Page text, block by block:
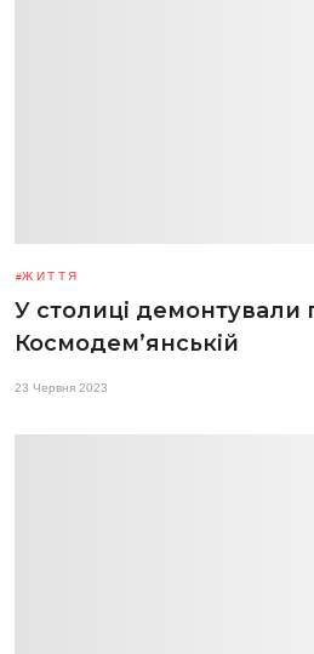
ЖИТТЯ
У столиці демонтували
Космодемʼянській
23 Червня 2023